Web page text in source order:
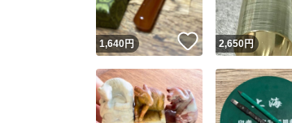
1,640円 いいね！
2,650円